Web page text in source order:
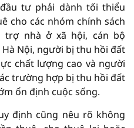
tư phải dành tối thiểu
cho các nhóm chính sách
trợ nhà ở xã hội, cán bộ
Nội, người bị thu hồi đất
chất lượng cao và người
trường hợp bị thu hồi đất
ổn định cuộc sống.
định cũng nêu rõ không